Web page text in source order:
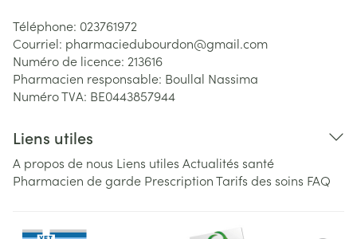
Téléphone: 023761972
Courriel: pharmaciedubourdon@gmail.com
Numéro de licence: 213616
Pharmacien responsable: Boullal Nassima
Numéro TVA: BE0443857944
Liens utiles
A propos de nous Liens utiles Actualités santé
Pharmacien de garde PrescriptionTarifs des soins FAQ